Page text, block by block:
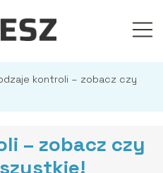
kontroli – zobacz czy
– zobacz czy